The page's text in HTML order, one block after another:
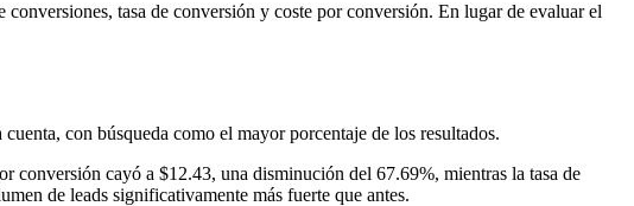
tasa de conversión y coste por conversión. En lugar de evaluar el
con búsqueda como el mayor porcentaje de los resultados.
conversión cayó a $12.43, una disminución del 67.69%, mientras la tasa de
de leads significativamente más fuerte que antes.